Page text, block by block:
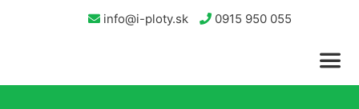
info@i-ploty.sk 0915 950 055